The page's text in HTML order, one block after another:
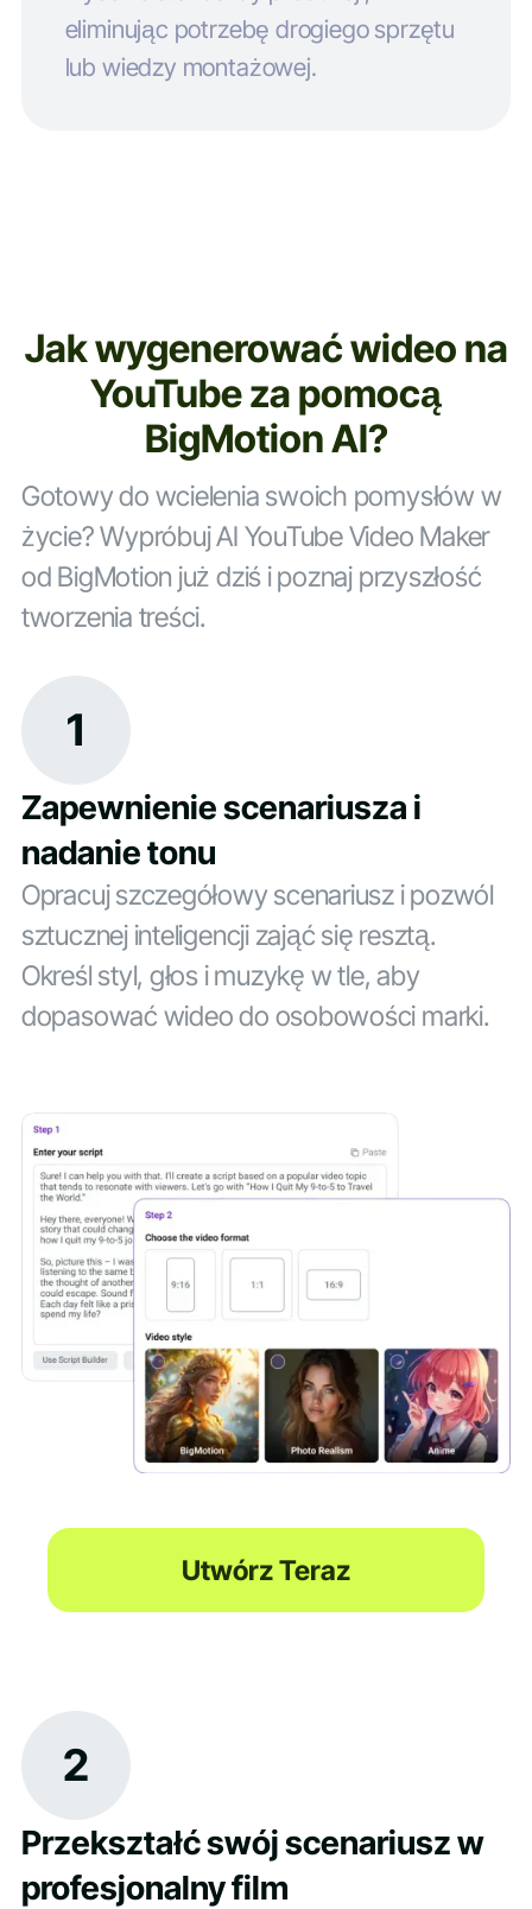
eliminując potrzebę drogiego sprzętu
lub wiedzy montażowej.
Jak wygenerować wideo na
YouTube za pomocą
BigMotion AI?
Gotowy do wcielenia swoich pomysłów w
życie? Wypróbuj AI YouTube Video Maker
od BigMotion już dziś i poznaj przyszłość
tworzenia treści.
1
Zapewnienie scenariusza i
nadanie tonu
Opracuj szczegółowy scenariusz i pozwól
sztucznej inteligencji zająć się resztą.
Określ styl, głos i muzykę w tle, aby
dopasować wideo do osobowości marki.
Utwórz Teraz
2
Przekształć swój scenariusz w
profesjonalny film